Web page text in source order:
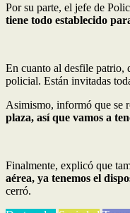
Por su parte, el jefe de
tiene todo establecido
En cuanto al desfile patrio,
policial. Están invitadas
Asimismo, informó que se
plaza, así que vamos a
Finalmente, explicó que
aérea, ya tenemos el
cerró.